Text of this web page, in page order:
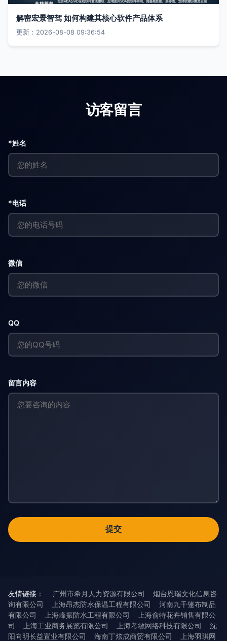
解密宏景智驾 如何构建其核心软件产品体系
更新：2026-08-08 09:36:54
访客留言
*姓名
*电话
微信
QQ
留言内容
友情链接： 广州市希月人力资源有限公司
烟台恩瑞文化信息咨
询有限公司
上海昂杰防水保温工程有限公司
河南九千篷布制品
有限公司
上海峰振防水工程有限公司
上海俞特花卉销售有限公
司
上海工业商务展览有限公司 上海考敏网络科技有限公司
沈
阳向明长益置业有限公司
海南丁炫成商贸有限公司
上海羽琪网